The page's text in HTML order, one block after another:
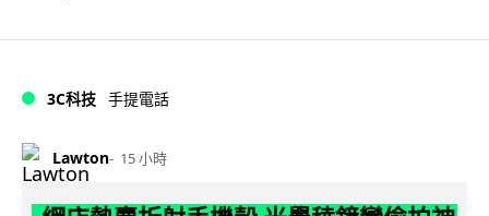
3C科技 手提電話
Lawton 15 小時